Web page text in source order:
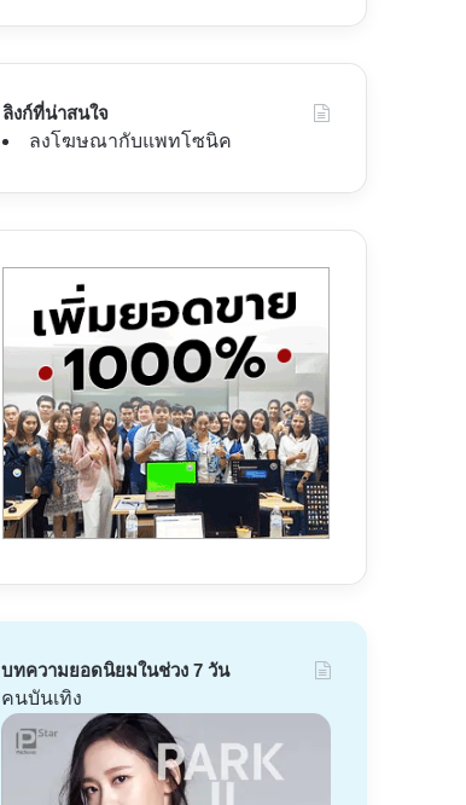
ลิงก์ที่น่าสนใจ
ลงโฆษณากับแพทโซนิค
บทความยอดนิยมในช่วง 7 วัน
คนบันเทิง